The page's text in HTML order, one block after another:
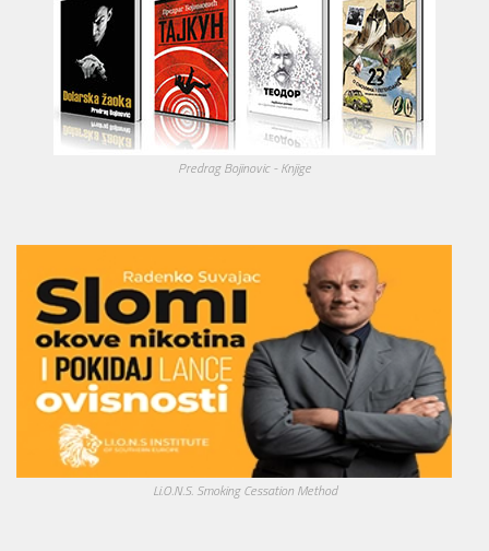
Predrag Bojinovic - Knjige
Li.O.N.S. Smoking Cessation Method